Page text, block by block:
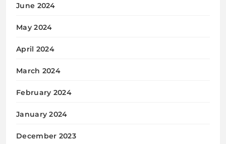
June 2024
May 2024
April 2024
March 2024
February 2024
January 2024
December 2023